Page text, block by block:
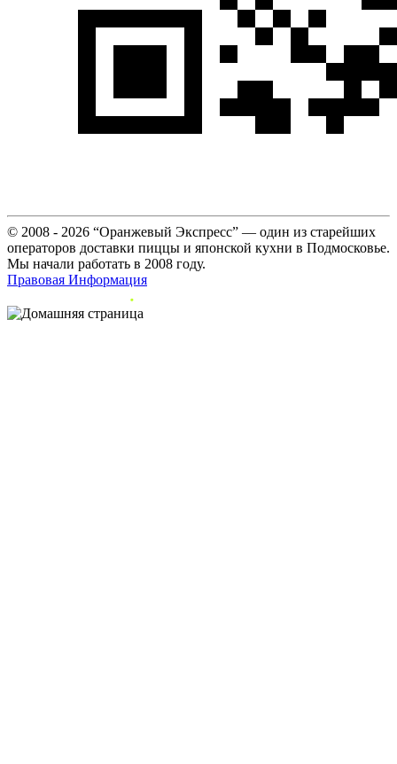
© 2008 - 2026 “Оранжевый Экспресс” — один из старейших
операторов доставки пиццы и японской кухни в Подмосковье.
Мы начали работать в 2008 году.
Правовая Информация